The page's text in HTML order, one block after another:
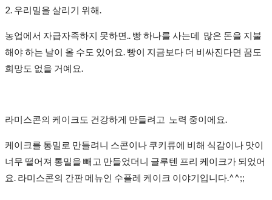
2. 우리밀을 살리기 위해.
농업에서 자급자족하지 못하면.. 빵 하나를 사는데 많은 돈을 지불
해야 하는 날이 올 수도 있어요. 빵이 지금보다 더 비싸진다면 꿈도
희망도 없을 거예요.
라미스콘의 케이크도 건강하게 만들려고 노력 중이에요.
케이크를 통밀로 만들려니 스콘이나 쿠키류에 비해 식감이나 맛이
너무 떨어져 통밀을 빼고 만들었더니 글루텐 프리 케이크가 되었어
요. 라미스콘의 간판 메뉴인 수플레 케이크 이야기입니다.^^;;